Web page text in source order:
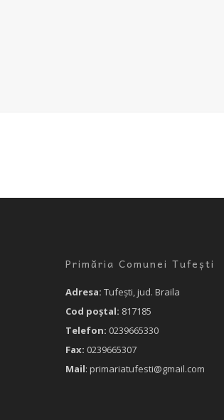
Primăria Comunei Tufești
Adresa: Tufeşti, jud. Braila
Cod poştal: 817185
Telefon: 0239665330
Fax: 0239665307
Mail: primariatufesti@gmail.com